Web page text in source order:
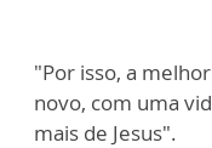
"Por isso, a
novo, com uma
mais de Jesus".